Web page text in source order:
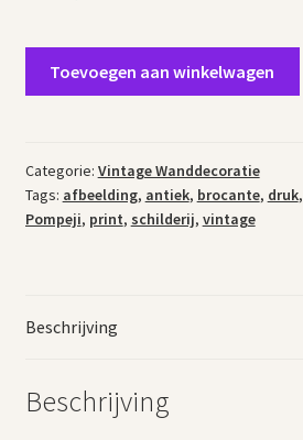
aantal
Toevoegen aan winkelwagen
Categorie: Vintage Wanddecoratie
Tags: afbeelding, antiek, brocante, druk,
Pompeji, print, schilderij, vintage
Beschrijving
Beschrijving